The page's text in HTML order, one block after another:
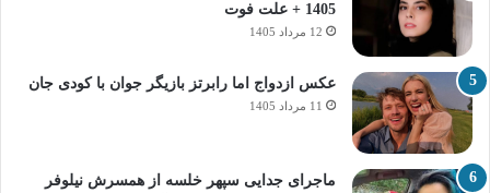
1405 + علت فوت
12 مرداد 1405
عکس ازدواج اما رابرتز بازیگر جوان با کودی جان
11 مرداد 1405
ماجرای جدایی سپهر خلسه از همسرش نیلوفر